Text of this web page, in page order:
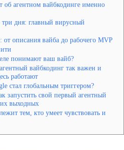
об агентном вайбкодинге именно
дня: главный вирусный
от описания вайба до рабочего MVP
понимают ваш вайб?
вайбкодинг так важен и
работают
стал глобальным триггером?
запустить свой первый агентный
выходных
тем, кто умеет чувствовать и